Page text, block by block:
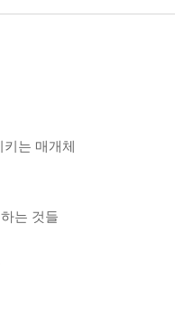
는 매개체
는 것들